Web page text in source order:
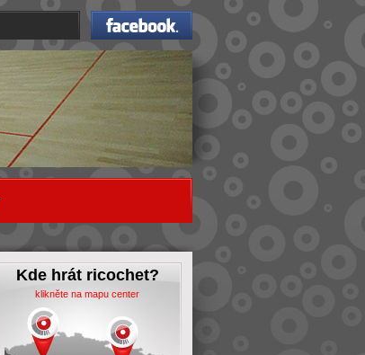
Facebook
Kde hrát ricochet?
klikněte na mapu center